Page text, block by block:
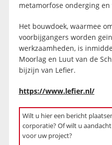
metamorfose onderging
Het bouwdoek, waarmee
voorbijgangers worden
werkzaamheden, is
Moorlag en Luut van de
bijzijn van Lefier.
https://www.lefier.nl/
Wilt u hier een bericht
corporatie? Of wilt u
voor uw project?